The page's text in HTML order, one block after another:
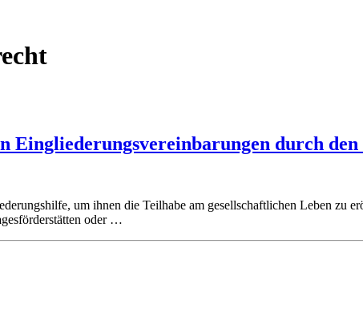
Eingliederungsvereinbarungen durch
um ihnen die Teilhabe am gesellschaftlichen Leben zu
oder …